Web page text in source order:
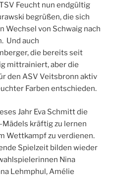
Feucht nun endgültig
begrüßen, die sich
Wechsel von Schwaig nach
Und auch
die bereits seit
mittrainiert, aber die
den ASV Veitsbronn aktiv
Farben entschieden.
Jahr Eva Schmitt die
Mädels kräftig zu lernen
Wettkampf zu verdienen.
Spielzeit bilden wieder
Nina
Lehmphul, Amélie